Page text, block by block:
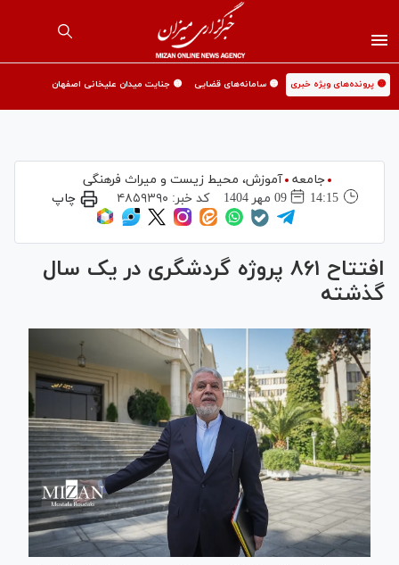
🟡 پرونده‌های ویژه خبری 🟡 سامانه‌های قضایی 🟡 جنایت میدان علیخانی اصفهان
جامعه
آموزش،‌ محیط زیست و میراث فرهنگی
14:15
09 مهر 1404 کد خبر: ۴۸۵۹۳۹۰ چاپ
افتتاح ۸۶۱ پروژه گردشگری در یک سال
گذشته